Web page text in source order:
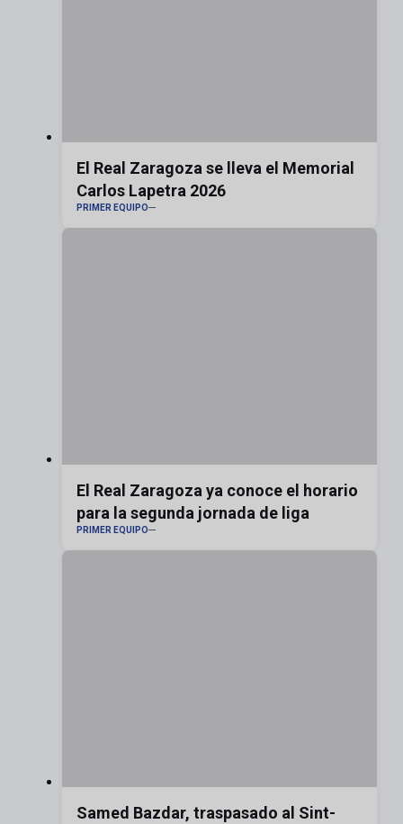
El Real Zaragoza se lleva el Memorial
Carlos Lapetra 2026
PRIMER EQUIPO
El Real Zaragoza ya conoce el horario
para la segunda jornada de liga
PRIMER EQUIPO
Samed Bazdar, traspasado al Sint-